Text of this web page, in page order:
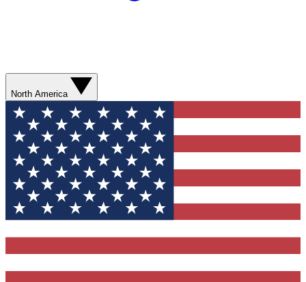
North America